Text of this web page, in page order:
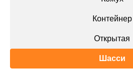
Контейнер
Открытая
Шасси